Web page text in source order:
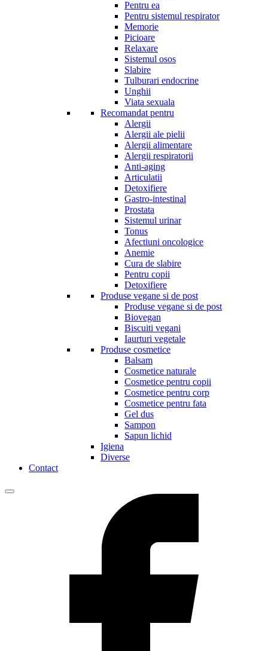
Pentru ea
Pentru sistemul respirator
Memorie
Picioare
Relaxare
Sistemul osos
Slabire
Tulburari endocrine
Unghii
Viata sexuala
Recomandat pentru
Alergii
Alergii ale pielii
Alergii alimentare
Alergii respiratorii
Anti-aging
Articulatii
Detoxifiere
Gastro-intestinal
Prostata
Sistemul urinar
Tonus
Afectiuni oncologice
Anemie
Cura de slabire
Pentru copii
Detoxifiere
Produse vegane si de post
Produse vegane si de post
Biovegan
Biscuiti vegani
Iaurturi vegetale
Produse cosmetice
Balsam
Cosmetice naturale
Cosmetice pentru copii
Cosmetice pentru corp
Cosmetice pentru fata
Gel dus
Sampon
Sapun lichid
Igiena
Diverse
Contact